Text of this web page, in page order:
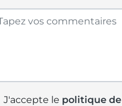
J'accepte le politique de